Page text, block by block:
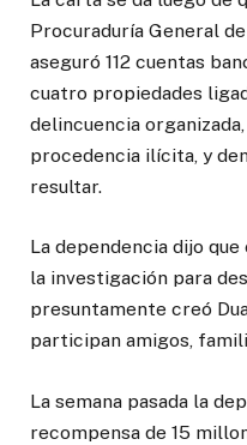
Procuraduría General
aseguró 112 cuentas
cuatro propiedades
delincuencia
procedencia ilícita, y
resultar.
La dependencia dijo
la investigación para
presuntamente creó
participan amigos,
La semana pasada la
recompensa de 15